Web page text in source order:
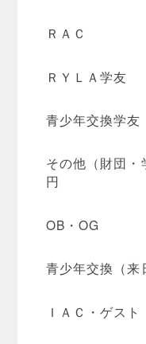
ＲＡＣ
ＲＹＬＡ学
青少年交換
その他（財
円
OB・
青少年交換（
ＩＡＣ・